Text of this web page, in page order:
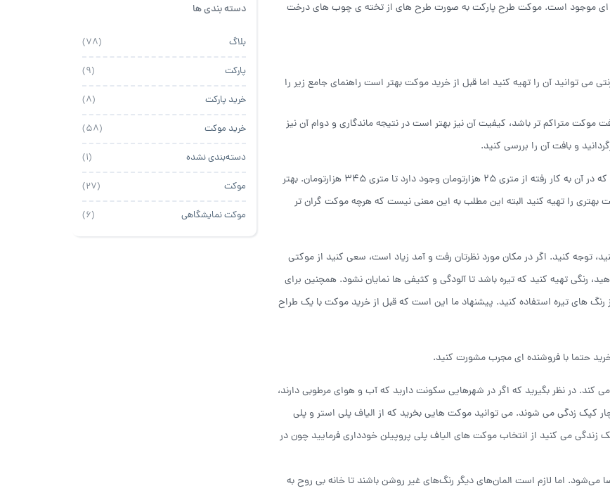
ای موجود است. موکت طرح پارکت به صورت طرح های از تخته ی چوب های درخت
توانید آن را تهیه کنید اما قبل از خرید موکت بهتر است راهنمای جامع زیر را
متراکم تر باشد، کیفیت آن نیز بهتر است در نتیجه ماندگاری و دوام آن نیز
و بافت آن را بررسی کنید.
موکت طرح پارکت موجود در بازار بسته به نوع کیفیت و الیافی که در آن به کار رفته از متری 25 هزارتومان وجود دارد تا متری 345 هزارتومان. بهتر
را تهیه کنید البته این مطلب به این معنی نیست که هرچه موکت گران تر
توجه کنید. اگر در مکان مورد نظرتان رفت و آمد زیاد است، سعی کنید از موکتی
رنگی تهیه کنید که تیره باشد تا آلودگی و کثیفی ها نمایان نشود. همچنین برای
های تیره استفاده کنید. پیشنهاد ما این است که قبل از خرید موکت با یک طراح
حتما با فروشنده ای مجرب مشورت کنید.
در نظر بگیرید که اگر در شهرهایی سکونت دارید که آب و هوای مرطوبی دارند،
زدگی می شوند. می توانید موکت هایی بخرید که از الیاف پلی استر و پلی
می کنید از انتخاب موکت های الیاف پلی پروپیلن خودداری فرمایید چون در
اما لازم است المان‌های دیگر رنگ‌های غیر روشن باشند تا خانه بی روح به
دسته بندی ها
بلاگ (78)
پارکت (9)
خرید پارکت (8)
خرید موکت (58)
دسته‌بندی نشده (1)
موکت (27)
موکت نمایشگاهی (6)